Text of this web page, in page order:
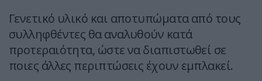
Γενετικό υλικό και αποτυπώματα από τους
συλληφθέντες θα αναλυθούν κατά
προτεραιότητα, ώστε να διαπιστωθεί σε
ποιες άλλες περιπτώσεις έχουν εμπλακεί.